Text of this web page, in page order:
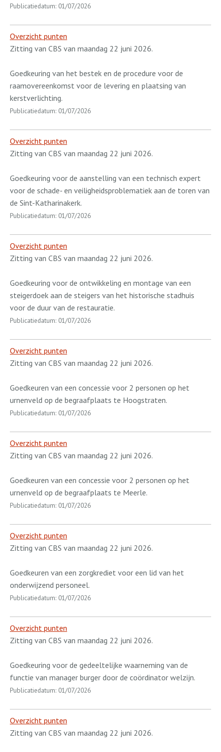
Publicatiedatum: 01/07/2026
Overzicht punten
Zitting van CBS van maandag 22 juni 2026.
Goedkeuring van het bestek en de procedure voor de
raamovereenkomst voor de levering en plaatsing van
kerstverlichting.
Publicatiedatum: 01/07/2026
Overzicht punten
Zitting van CBS van maandag 22 juni 2026.
Goedkeuring voor de aanstelling van een technisch expert
voor de schade- en veiligheidsproblematiek aan de toren van
de Sint-Katharinakerk.
Publicatiedatum: 01/07/2026
Overzicht punten
Zitting van CBS van maandag 22 juni 2026.
Goedkeuring voor de ontwikkeling en montage van een
steigerdoek aan de steigers van het historische stadhuis
voor de duur van de restauratie.
Publicatiedatum: 01/07/2026
Overzicht punten
Zitting van CBS van maandag 22 juni 2026.
Goedkeuren van een concessie voor 2 personen op het
urnenveld op de begraafplaats te Hoogstraten.
Publicatiedatum: 01/07/2026
Overzicht punten
Zitting van CBS van maandag 22 juni 2026.
Goedkeuren van een concessie voor 2 personen op het
urnenveld op de begraafplaats te Meerle.
Publicatiedatum: 01/07/2026
Overzicht punten
Zitting van CBS van maandag 22 juni 2026.
Goedkeuren van een zorgkrediet voor een lid van het
onderwijzend personeel.
Publicatiedatum: 01/07/2026
Overzicht punten
Zitting van CBS van maandag 22 juni 2026.
Goedkeuring voor de gedeeltelijke waarneming van de
functie van manager burger door de coördinator welzijn.
Publicatiedatum: 01/07/2026
Overzicht punten
Zitting van CBS van maandag 22 juni 2026.